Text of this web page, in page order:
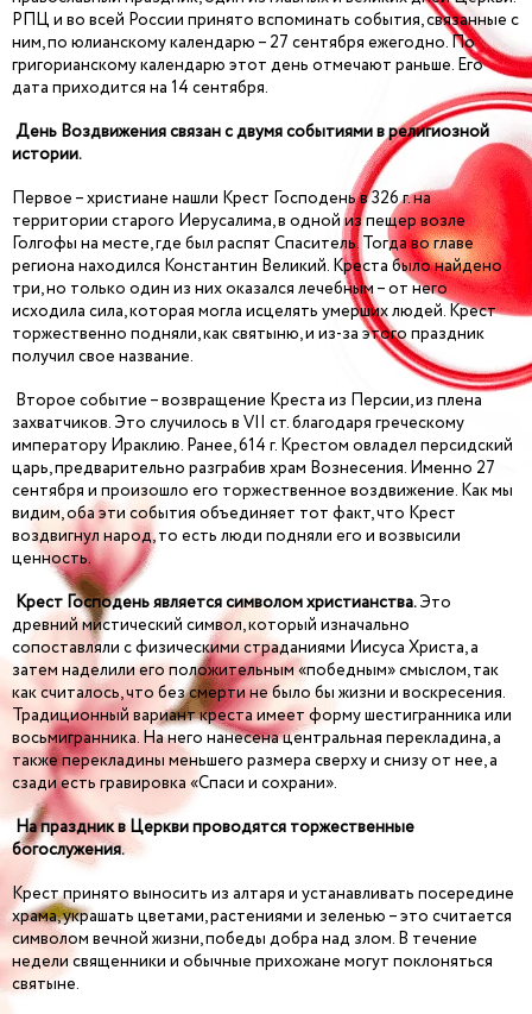
РПЦ и во всей России принято вспоминать события, связанные с
ним, по юлианскому календарю – 27 сентября ежегодно. По
григорианскому календарю этот день отмечают раньше. Его
дата приходится на 14 сентября.
День Воздвижения связан с двумя событиями в религиозной
истории.
Первое – христиане нашли Крест Господень в 326 г. на
территории старого Иерусалима, в одной из пещер возле
Голгофы на месте, где был распят Спаситель. Тогда во главе
региона находился Константин Великий. Креста было найдено
три, но только один из них оказался лечебным – от него
исходила сила, которая могла исцелять умерших людей. Крест
торжественно подняли, как святыню, и из-за этого праздник
получил свое название.
Второе событие – возвращение Креста из Персии, из плена
захватчиков. Это случилось в VII ст. благодаря греческому
императору Ираклию. Ранее, 614 г. Крестом овладел персидский
царь, предварительно разграбив храм Вознесения. Именно 27
сентября и произошло его торжественное воздвижение. Как мы
видим, оба эти события объединяет тот факт, что Крест
воздвигнул народ, то есть люди подняли его и возвысили
ценность.
Крест Господень является символом христианства.Это
древний мистический символ, который изначально
сопоставляли с физическими страданиями Иисуса Христа, а
затем наделили его положительным «победным» смыслом, так
как считалось, что без смерти не было бы жизни и воскресения.
Традиционный вариант креста имеет форму шестигранника или
восьмигранника. На него нанесена центральная перекладина, а
также перекладины меньшего размера сверху и снизу от нее, а
сзади есть гравировка «Спаси и сохрани».
На праздник в Церкви проводятся торжественные
богослужения.
Крест принято выносить из алтаря и устанавливать посередине
храма, украшать цветами, растениями и зеленью – это считается
символом вечной жизни, победы добра над злом. В течение
недели священники и обычные прихожане могут поклоняться
святыне.